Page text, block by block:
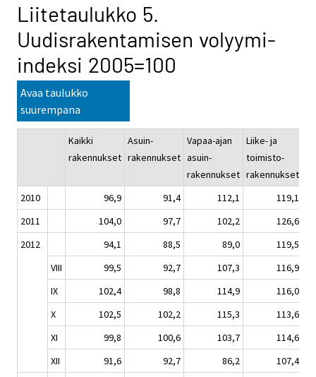
Liitetaulukko 5.
Uudisrakentamisen volyymi-
indeksi 2005=100
Avaa taulukko
suurempana
Kaikki
rakennukset
Asuin-
rakennukset
Vapaa-ajan
asuin-
rakennukset
Liike- ja
toimisto-
rakennukset
2010
96,9 91,4 112,1
119,1
2011
104,0 97,7 102,2
126,6
2012
94,1 88,5 89,0
119,5
VIII
99,5 92,7 107,3
116,9
IX
102,4 98,8 114,9
116,0
X
102,5 102,2 115,3
113,6
XI
99,8 100,6 103,7
114,6
XII
91,6 92,7 86,2
107,4